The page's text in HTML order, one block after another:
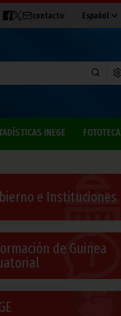
contacto Español
INEGE FOTOTECA
e Instituciones
de Guinea